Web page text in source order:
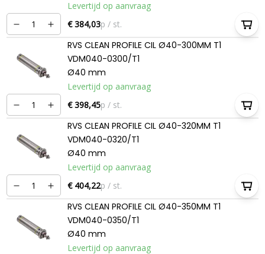
Levertijd op aanvraag
€ 384,03p / st.
RVS CLEAN PROFILE CIL Ø40-300MM T1
VDM040-0300/T1
Ø40 mm
Levertijd op aanvraag
€ 398,45p / st.
RVS CLEAN PROFILE CIL Ø40-320MM T1
VDM040-0320/T1
Ø40 mm
Levertijd op aanvraag
€ 404,22p / st.
RVS CLEAN PROFILE CIL Ø40-350MM T1
VDM040-0350/T1
Ø40 mm
Levertijd op aanvraag